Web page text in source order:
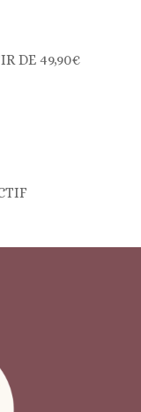
DE 49,90€